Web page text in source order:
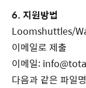
6. 지원방법
Loomshuttles/
이메일로 제출
이메일:
다음과 같은 파